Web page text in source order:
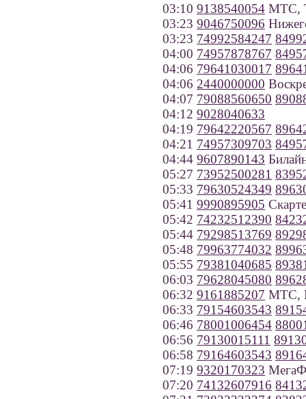
03:10 9138540054 МТС,
03:23 9046750096
03:23 74992584247
04:00 74957878767
04:06 79641030017
04:06 2440000000
04:07 79088560650
04:12 9028040633
04:19 79642220567
04:21 74957309703
04:44 9607890143
05:27 73952500281
05:33 79630524349
05:41 9990895905
05:42 74232512390
05:44 79298513769
05:48 79963774032
05:55 79381040685
06:03 79628045080
06:32 9161885207 МТС,
06:33 79154603543
06:46 78001006454
06:56 79130015111
06:58 79164603543
07:19 9320170323
07:20 74132607916